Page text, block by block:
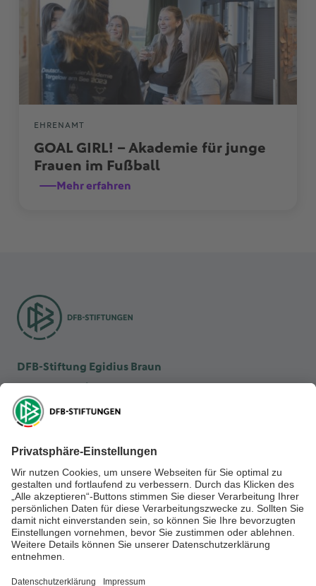
EHRENAMT
GOAL GIRL! – Akademie für junge
Frauen im Fußball
Mehr erfahren
DFB-Stiftung Egidius Braun
DFB-Stiftung Sepp Herberger
NEWSLETTER ABONNIEREN
Anmelden